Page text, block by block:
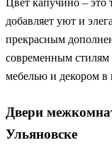
Цвет капучино – это
добавляет уют и
прекрасным
современным стилям
мебелью и декором в
Двери
Ульяновске